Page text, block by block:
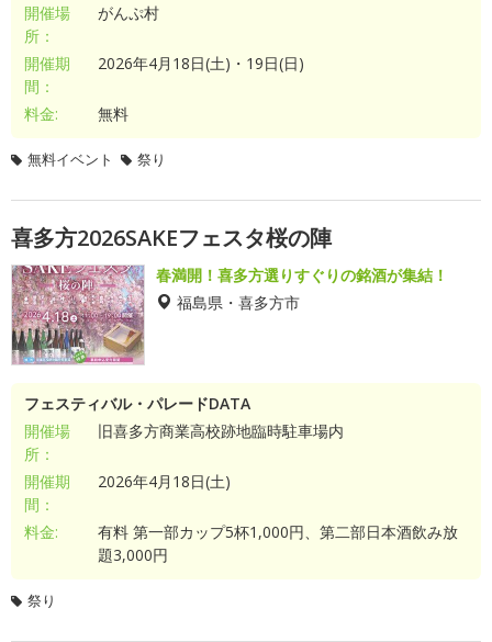
開催場
所：
がんぷ村
開催期
間：
2026年4月18日(土)・19日(日)
料金: 無料
無料イベント 祭り
喜多方2026SAKEフェスタ桜の陣
春満開！喜多方選りすぐりの銘酒が集結！
福島県・喜多方市
フェスティバル・パレードDATA
開催場
所：
旧喜多方商業高校跡地臨時駐車場内
開催期
間：
2026年4月18日(土)
料金:
有料 第一部カップ5杯1,000円、第二部日本酒飲み放
題3,000円
祭り